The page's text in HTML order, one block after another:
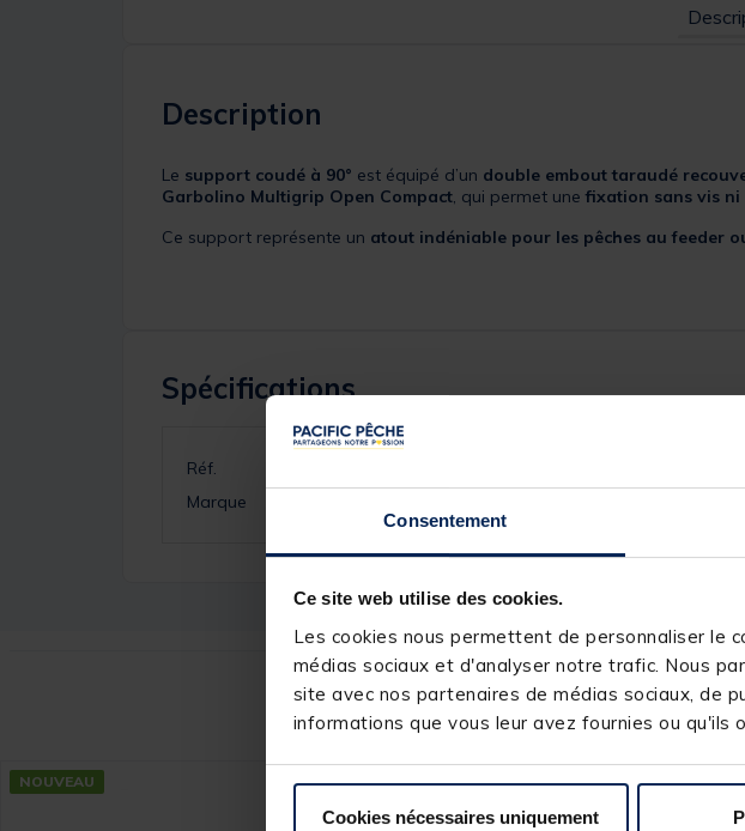
Consentement
Ce site web utilise des cookies.
Les cookies nous permettent de personnaliser le
médias sociaux et d'analyser notre trafic. Nous
site avec nos partenaires de médias sociaux, de
informations que vous leur avez fournies ou
Cookies nécessaires uniquement
Description
Le support coudé à 90° est équipé d’un double embout taraudé
Garbolino Multigrip Open Compact, qui permet une fixation sans vis ni
Ce support représente un atout indéniable pour les pêches au feeder
Spécifications
Réf.
Marque
Ces produits
NOUVEAU NOUVEAU